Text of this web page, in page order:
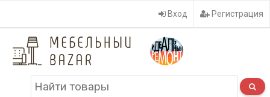
Вход Регистрация